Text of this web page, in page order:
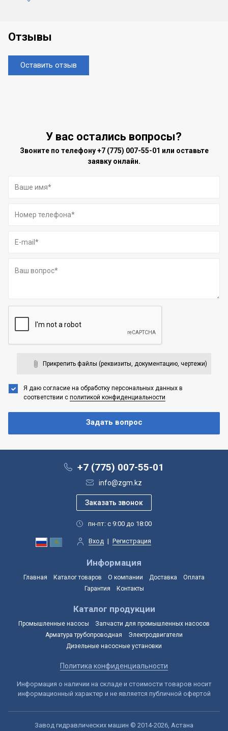
Отзывы
Оставить отзыв
У вас остались вопросы?
Звоните по телефону+7 (775) 007-55-01 или оставьте
заявку онлайн.
Прикрепить файлы (реквизиты, документацию, чертежи)
Я даю согласие на обработку персональных данных в
соответствии с политикой конфиденциальности
+7 (775) 007-55-01
info@zgm.kz
пн-пт: с 9:00 до 18:00
Вход | Регистрация
Информация
Главная Каталог товаров О компании Доставка
Оплата
Гарантия
Контакты
Каталог продукции
Промышленные насосы
Запчасти для промышленных насосов
Арматура трубопроводная
Электродвигатели
Дизельные насосные установки
Политика конфиденциальности
Информация о наличии на складе и стоимости товаров носит
информационный характер и не является публичной офертой
Завод гидравлических машин © 2014-2026, Астана